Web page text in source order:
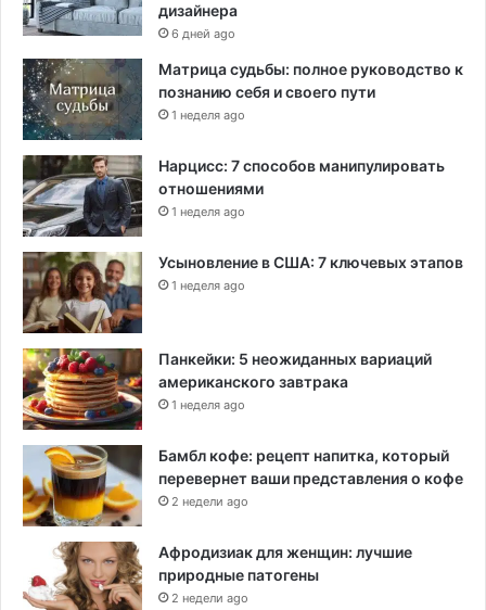
дизайнера
6 дней ago
Матрица судьбы: полное руководство к
познанию себя и своего пути
1 неделя ago
Нарцисс: 7 способов манипулировать
отношениями
1 неделя ago
Усыновление в США: 7 ключевых этапов
1 неделя ago
Панкейки: 5 неожиданных вариаций
американского завтрака
1 неделя ago
Бамбл кофе: рецепт напитка, который
перевернет ваши представления о кофе
2 недели ago
Афродизиак для женщин: лучшие
природные патогены
2 недели ago